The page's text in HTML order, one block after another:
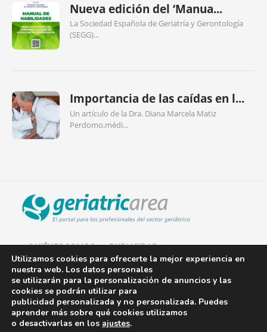
Nueva edición del ‘Manua...
La Sociedad Española de Geriatría y Gerontología
(SEGG)...
Importancia de las caídas en l...
Un artículo de la Dra. Diana Marcela Matiz
Perdomo,médi...
QUIÉNES SOMOS PUBLICIDAD
AVISO LEGAL
POLÍTICA DE COOKIES
POLÍTICA DE PRIVACIDAD
Utilizamos cookies para ofrecerte la mejor experiencia en
nuestra web. Los datos personales
se utilizarán para la personalización de anuncios y las
cookies se podrán utilizar para
publicidad personalizada y no personalizada. Puedes
aprender más sobre qué cookies utilizamos
o desactivarlas en los ajustes.